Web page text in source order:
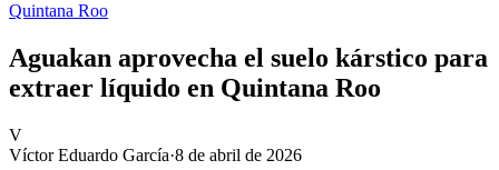
Quintana Roo
Aguakan aprovecha el suelo kárstico para
extraer líquido en Quintana Roo
V
Víctor Eduardo García·8 de abril de 2026